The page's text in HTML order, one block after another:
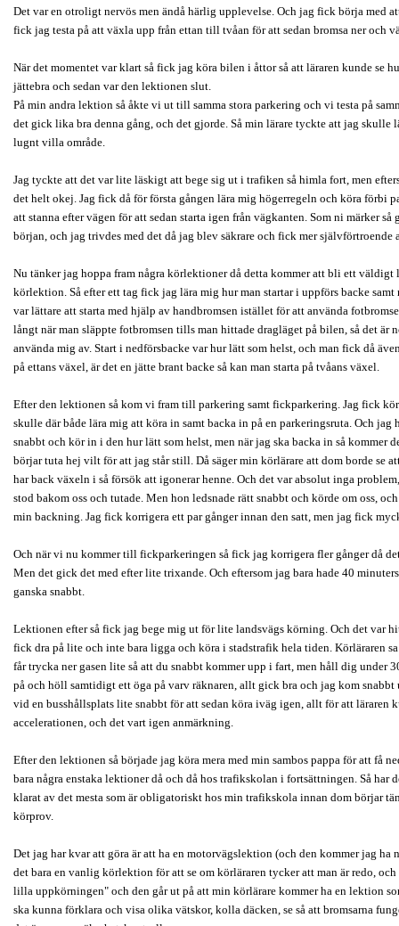
Det var en otroligt nervös men ändå härlig upplevelse. Och jag fick börja med
fick jag testa på att växla upp från ettan till tvåan för att sedan bromsa ner och
När det momentet var klart så fick jag köra bilen i åttor så att läraren kunde se
jättebra och sedan var den lektionen slut.
På min andra lektion så åkte vi ut till samma stora parkering och vi testa på
det gick lika bra denna gång, och det gjorde. Så min lärare tyckte att jag skulle
lugnt villa område.
Jag tyckte att det var lite läskigt att bege sig ut i trafiken så himla fort, men
det helt okej. Jag fick då för första gången lära mig högerregeln och köra förbi
att stanna efter vägen för att sedan starta igen från vägkanten. Som ni märker
början, och jag trivdes med det då jag blev säkrare och fick mer självförtroende
Nu tänker jag hoppa fram några körlektioner då detta kommer att bli ett
körlektion. Så efter ett tag fick jag lära mig hur man startar i uppförs backe
var lättare att starta med hjälp av handbromsen istället för att använda
långt när man släppte fotbromsen tills man hittade dragläget på bilen, så det är
använda mig av. Start i nedförsbacke var hur lätt som helst, och man fick då
på ettans växel, är det en jätte brant backe så kan man starta på tvåans växel.
Efter den lektionen så kom vi fram till parkering samt fickparkering. Jag fick
skulle där både lära mig att köra in samt backa in på en parkeringsruta. Och jag
snabbt och kör in i den hur lätt som helst, men när jag ska backa in så kommer
börjar tuta hej vilt för att jag står still. Då säger min körlärare att dom borde se
har back växeln i så försök att igonerar henne. Och det var absolut inga
stod bakom oss och tutade. Men hon ledsnade rätt snabbt och körde om oss,
min backning. Jag fick korrigera ett par gånger innan den satt, men jag fick
Och när vi nu kommer till fickparkeringen så fick jag korrigera fler gånger då
Men det gick det med efter lite trixande. Och eftersom jag bara hade 40
ganska snabbt.
Lektionen efter så fick jag bege mig ut för lite landsvägs körning. Och det var
fick dra på lite och inte bara ligga och köra i stadstrafik hela tiden. Körläraren
får trycka ner gasen lite så att du snabbt kommer upp i fart, men håll dig under
på och höll samtidigt ett öga på varv räknaren, allt gick bra och jag kom
vid en busshållsplats lite snabbt för att sedan köra iväg igen, allt för att läraren
accelerationen, och det vart igen anmärkning.
Efter den lektionen så började jag köra mera med min sambos pappa för att få
bara några enstaka lektioner då och då hos trafikskolan i fortsättningen. Så har
klarat av det mesta som är obligatoriskt hos min trafikskola innan dom börjar
körprov.
Det jag har kvar att göra är att ha en motorvägslektion (och den kommer jag ha
det bara en vanlig körlektion för att se om körläraren tycker att man är redo,
lilla uppkörningen" och den går ut på att min körlärare kommer ha en lektion
ska kunna förklara och visa olika vätskor, kolla däcken, se så att bromsarna